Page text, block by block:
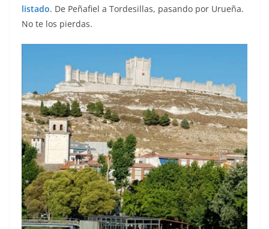
listado. De Peñafiel a Tordesillas, pasando por Urueña.
No te los pierdas.